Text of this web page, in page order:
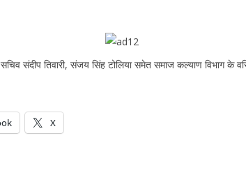
संदीप तिवारी, संजय सिंह टोलिया समेत समाज कल्याण विभाग के
X